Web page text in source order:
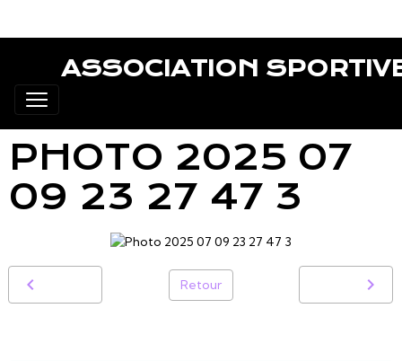
ASSOCIATION
PHOTO 2025 07
09 23 27 47 3
Retour